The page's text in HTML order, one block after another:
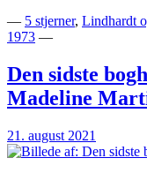
— 5 stjerner, Lindhardt
1973 —
Den sidste
Madeline
21. august 2021